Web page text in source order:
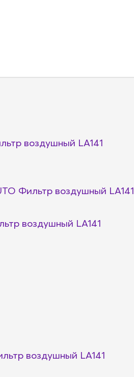
воздушный LA141
Фильтр воздушный LA141
воздушный LA141
воздушный LA141